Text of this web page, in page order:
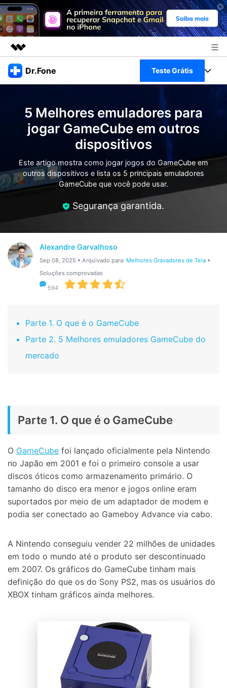
Produtos em destaque
Visão geral
Soluções
Sobre nós
Loja
Dr.Fone Teste Grátis
Veja Toolkit Completo >
Productos
Para Celular
Ações rápidas
Recursos
Transferir Dados
Reparar Celular
Proteção do celular
5 Melhores emuladores para
jogar GameCube em outros
dispositivos
Este artigo mostra como jogar jogos do GameCube em
outros dispositivos e lista os 5 principais emuladores
GameCube que você pode usar.
Segurança garantida.
Alexandre Garvalhoso
Sep 08, 2025 • Arquivado para: Melhores Gravadores de Tela•
Soluções comprovadas
594
Parte 1. O que é o GameCube
Parte 2. 5 Melhores emuladores GameCube do
mercado
Parte 1. O que é o GameCube
O GameCube foi lançado oficialmente pela Nintendo
no Japão em 2001 e foi o primeiro console a usar
discos óticos como armazenamento primário. O
tamanho do disco era menor e jogos online eram
suportados por meio de um adaptador de modem e
podia ser conectado ao Gameboy Advance via cabo.
A Nintendo conseguiu vender 22 milhões de unidades
em todo o mundo até o produto ser descontinuado
em 2007. Os gráficos do GameCube tinham mais
definição do que os do Sony PS2, mas os usuários do
XBOX tinham gráficos ainda melhores.